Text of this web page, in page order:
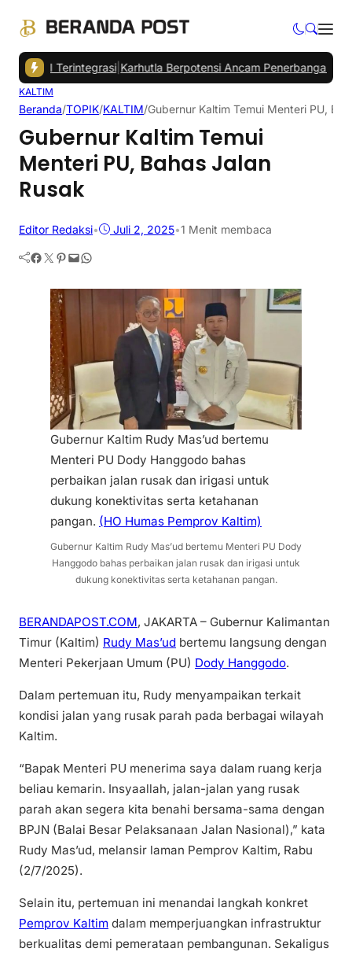
AI Terintegrasi|Karhutla Berpotensi Ancam Penerbangan di
KALTIM
Beranda/TOPIK/KALTIM/Gubernur Kaltim Temui Menteri PU,
Gubernur Kaltim Temui
Menteri PU, Bahas Jalan
Rusak
Editor Redaksi• Juli 2, 2025•1 Menit membaca
Facebook Twitter Pinterest Mail WhatsApp
Gubernur Kaltim Rudy Mas’ud bertemu
Menteri PU Dody Hanggodo bahas
perbaikan jalan rusak dan irigasi untuk
dukung konektivitas serta ketahanan
pangan. (HO Humas Pemprov Kaltim)
Gubernur Kaltim Rudy Mas’ud bertemu Menteri PU Dody
Hanggodo bahas perbaikan jalan rusak dan irigasi untuk
dukung konektivitas serta ketahanan pangan.
BERANDAPOST.COM, JAKARTA – Gubernur Kalimantan
Timur (Kaltim) Rudy Mas’ud bertemu langsung dengan
Menteri Pekerjaan Umum (PU) Dody Hanggodo.
Dalam pertemuan itu, Rudy menyampaikan terkait
kondisi jalan yang rusak parah pada berbagai wilayah
Kaltim.
“Bapak Menteri PU menerima saya dalam ruang kerja
beliau kemarin. Insyaallah, jalan-jalan yang rusak
parah akan segera kita benahi bersama-sama dengan
BPJN (Balai Besar Pelaksanaan Jalan Nasional),” kata
Rudy Mas’ud, melansir laman Pemprov Kaltim, Rabu
(2/7/2025).
Selain itu, pertemuan ini menandai langkah konkret
Pemprov Kaltim dalam memperjuangkan infrastruktur
berkualitas demi pemerataan pembangunan. Sekaligus